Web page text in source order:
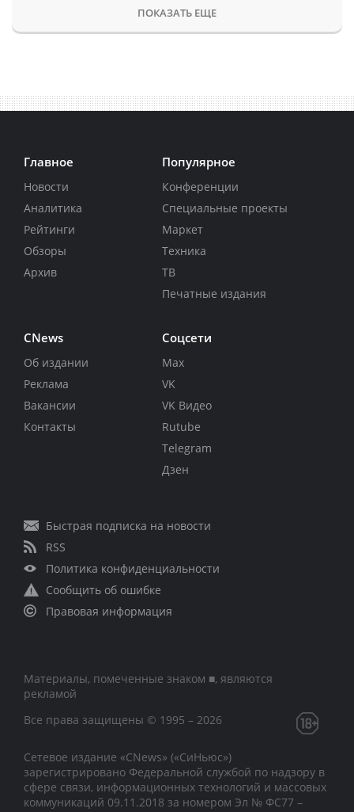
ПОКАЗАТЬ ЕЩЕ
Главное
Новости
Аналитика
Рейтинги
Обзоры
Архив
Популярное
Конференции
Специальные проекты
Маркет
Техника
ТВ
Печатные издания
CNews
Об издании
Реклама
Вакансии
Контакты
Соцсети
Max
VK
VK Видео
Rutube
Telegram
Дзен
Быстрая подписка на новости
RSS
Политика конфиденциальности
Сообщить об ошибке
Правовая информация
Материалы, помеченные знаком ■, являются
рекламой
Все права защищены © 1995 – 2026
Сетевое издание «CNews» («СиНьюс»)
зарегистрировано Федеральной службой по надзору в
сфере связи, информационных технологий и массовых
коммуникаций 09.11.2018 за номером Эл № ФС77 –